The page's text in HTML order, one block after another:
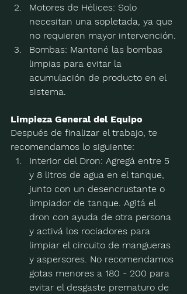
Motores de Hélices: Solo
necesitan una sopletada, ya que
no requieren mayor intervención.
Bombas: Mantené las bombas
limpias para evitar la
acumulación de producto en el
sistema.
Limpieza General del Equipo
Después de finalizar el trabajo, te
recomendamos lo siguiente:
Interior del Dron: Agregá entre 5
y 8 litros de agua en el tanque,
junto con un desencrustante o
limpiador de tanque. Agitá el
dron con ayuda de otra persona
y activá los rociadores para
limpiar el circuito de mangueras
y aspersores. No recomendamos
gotas menores a 180 - 200 para
evitar el desgaste prematuro de